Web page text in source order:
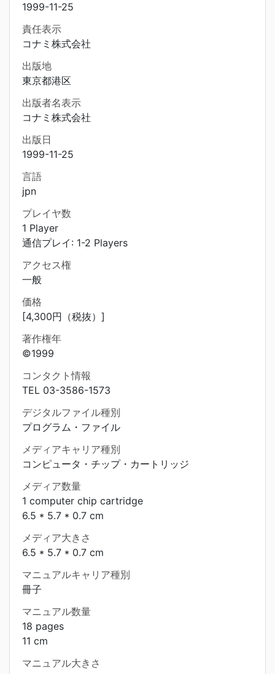
1999-11-25
責任表示
コナミ株式会社
出版地
東京都港区
出版者名表示
コナミ株式会社
出版日
1999-11-25
言語
jpn
プレイヤ数
1 Player
通信プレイ: 1-2 Players
アクセス権
一般
価格
[4,300円（税抜）]
著作権年
©1999
コンタクト情報
TEL 03-3586-1573
デジタルファイル種別
プログラム・ファイル
メディアキャリア種別
コンピュータ・チップ・カートリッジ
メディア数量
1 computer chip cartridge
6.5 * 5.7 * 0.7 cm
メディア大きさ
6.5 * 5.7 * 0.7 cm
マニュアルキャリア種別
冊子
マニュアル数量
18 pages
11 cm
マニュアル大きさ